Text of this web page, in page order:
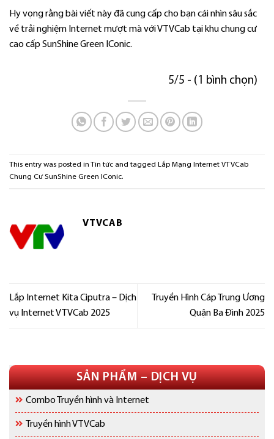
SẢN PHẨM – DỊCH VỤ
Combo Truyền hình và Internet
Truyền hình VTVCab
Hy vọng rằng bài viết này đã cung cấp cho bạn cái nhìn sâu sắc
về trải nghiệm Internet mượt mà với VTVCab tại khu chung cư
cao cấp SunShine Green IConic.
5/5 - (1 bình chọn)
This entry was posted in Tin tức and tagged Lắp Mạng Internet VTVCab
Chung Cư SunShine Green IConic.
VTVCAB
Lắp Internet Kita Ciputra – Dịch
vụ Internet VTVCab 2025
Truyền Hình Cáp Trung Ương
Quận Ba Đình 2025